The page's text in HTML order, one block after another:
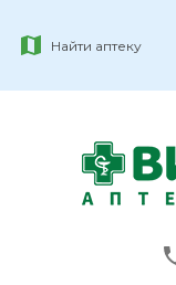
Найти аптеку